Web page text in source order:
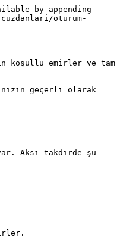
by appending
oturum-
koşullu emirler ve tam
geçerli olarak
Aksi takdirde şu